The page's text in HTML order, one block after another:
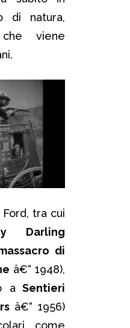
di natura,
viene
tra cui
Darling
di
â€“ 1948),
aSentieri
â€“ 1956)